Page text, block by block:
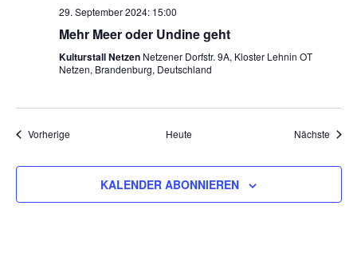
29. September 2024: 15:00
Mehr Meer oder Undine geht
Kulturstall Netzen Netzener Dorfstr. 9A, Kloster Lehnin OT
Netzen, Brandenburg, Deutschland
VorherigeVeranstaltungen Heute Nächste
KALENDER ABONNIEREN